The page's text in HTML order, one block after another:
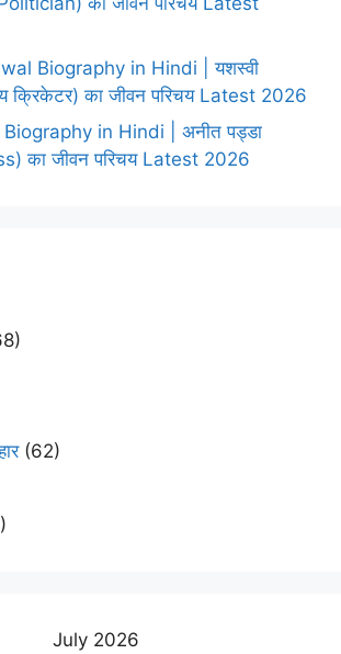
Biography in Hindi | यशस्वी
क्रिकेटर) का जीवन परिचय Latest 2026
in Hindi | अनीत पड्डा
का जीवन परिचय Latest 2026
(62)
July 2026